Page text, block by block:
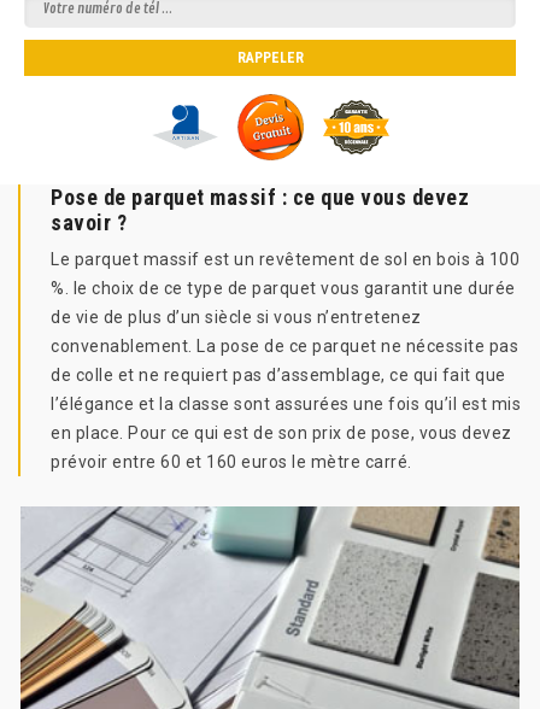
Pose de parquet massif : ce que vous devez
savoir ?
Le parquet massif est un revêtement de sol en bois à 100
%. le choix de ce type de parquet vous garantit une durée
de vie de plus d’un siècle si vous n’entretenez
convenablement. La pose de ce parquet ne nécessite pas
de colle et ne requiert pas d’assemblage, ce qui fait que
l’élégance et la classe sont assurées une fois qu’il est mis
en place. Pour ce qui est de son prix de pose, vous devez
prévoir entre 60 et 160 euros le mètre carré.